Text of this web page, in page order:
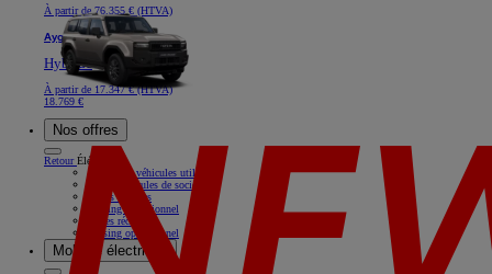
À partir de 76.355 € (HTVA)
Aygo X
Hybride
À partir de 17.347 € (HTVA)
18.769 €
Nos offres
RetourÉlément
Nos offres véhicules utilitaires
Offres véhicules de société
Offres récentes
Leasing opérationnel
Offres récentes
Leasing opérationnel
Mobilité électrique